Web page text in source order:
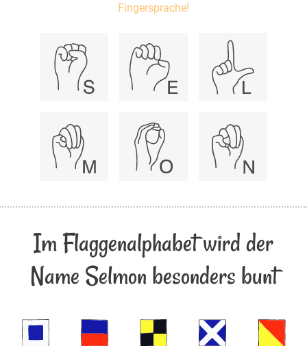
Fingersprache!
Im Flaggenalphabet wird der
Name Selmon besonders bunt